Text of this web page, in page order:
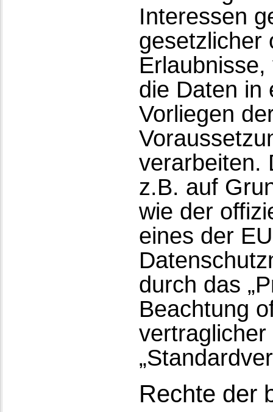
Interessen
gesetzlicher
die Daten in
Vorliegen
verarbeiten.
z.B. auf
wie der
eines der
durch das
Beachtung
Rechte der